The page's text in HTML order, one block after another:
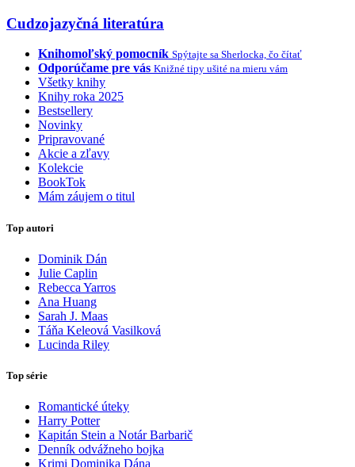
Cudzojazyčná literatúra
Knihomoľský pomocník Spýtajte sa Sherlocka, čo čítať
Odporúčame pre vás Knižné tipy ušité na mieru vám
Všetky knihy
Knihy roka 2025
Bestsellery
Novinky
Pripravované
Akcie a zľavy
Kolekcie
BookTok
Mám záujem o titul
Top autori
Dominik Dán
Julie Caplin
Rebecca Yarros
Ana Huang
Sarah J. Maas
Táňa Keleová Vasilková
Lucinda Riley
Top série
Romantické úteky
Harry Potter
Kapitán Stein a Notár Barbarič
Denník odvážneho bojka
Krimi Dominika Dána